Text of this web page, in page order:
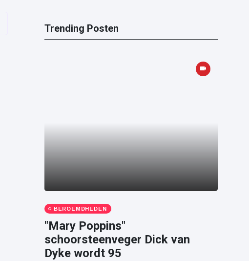
Trending Posten
BEROEMDHEDEN
"Mary Poppins"
schoorsteenveger Dick van
Dyke wordt 95